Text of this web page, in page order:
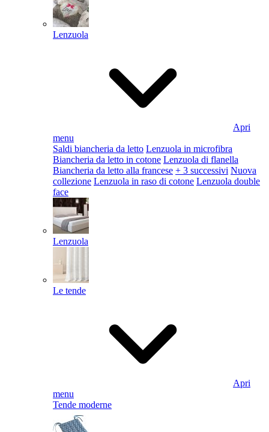
Lenzuola
Apri
menu
Saldi biancheria da letto Lenzuola in microfibra
Biancheria da letto in cotone Lenzuola di flanella
Biancheria da letto alla francese + 3 successivi Nuova
collezione Lenzuola in raso di cotone Lenzuola double
face
Lenzuola
Le tende
Apri
menu
Tende moderne